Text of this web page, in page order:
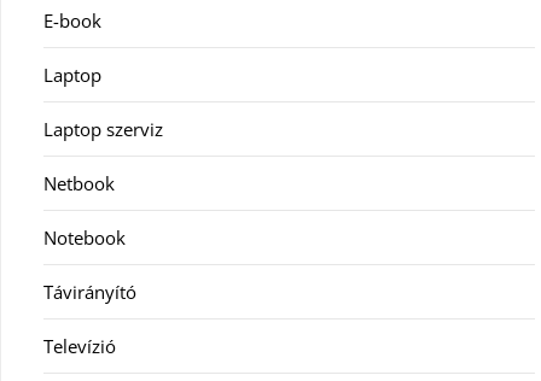
E-book
Laptop
Laptop szerviz
Netbook
Notebook
Távirányító
Televízió